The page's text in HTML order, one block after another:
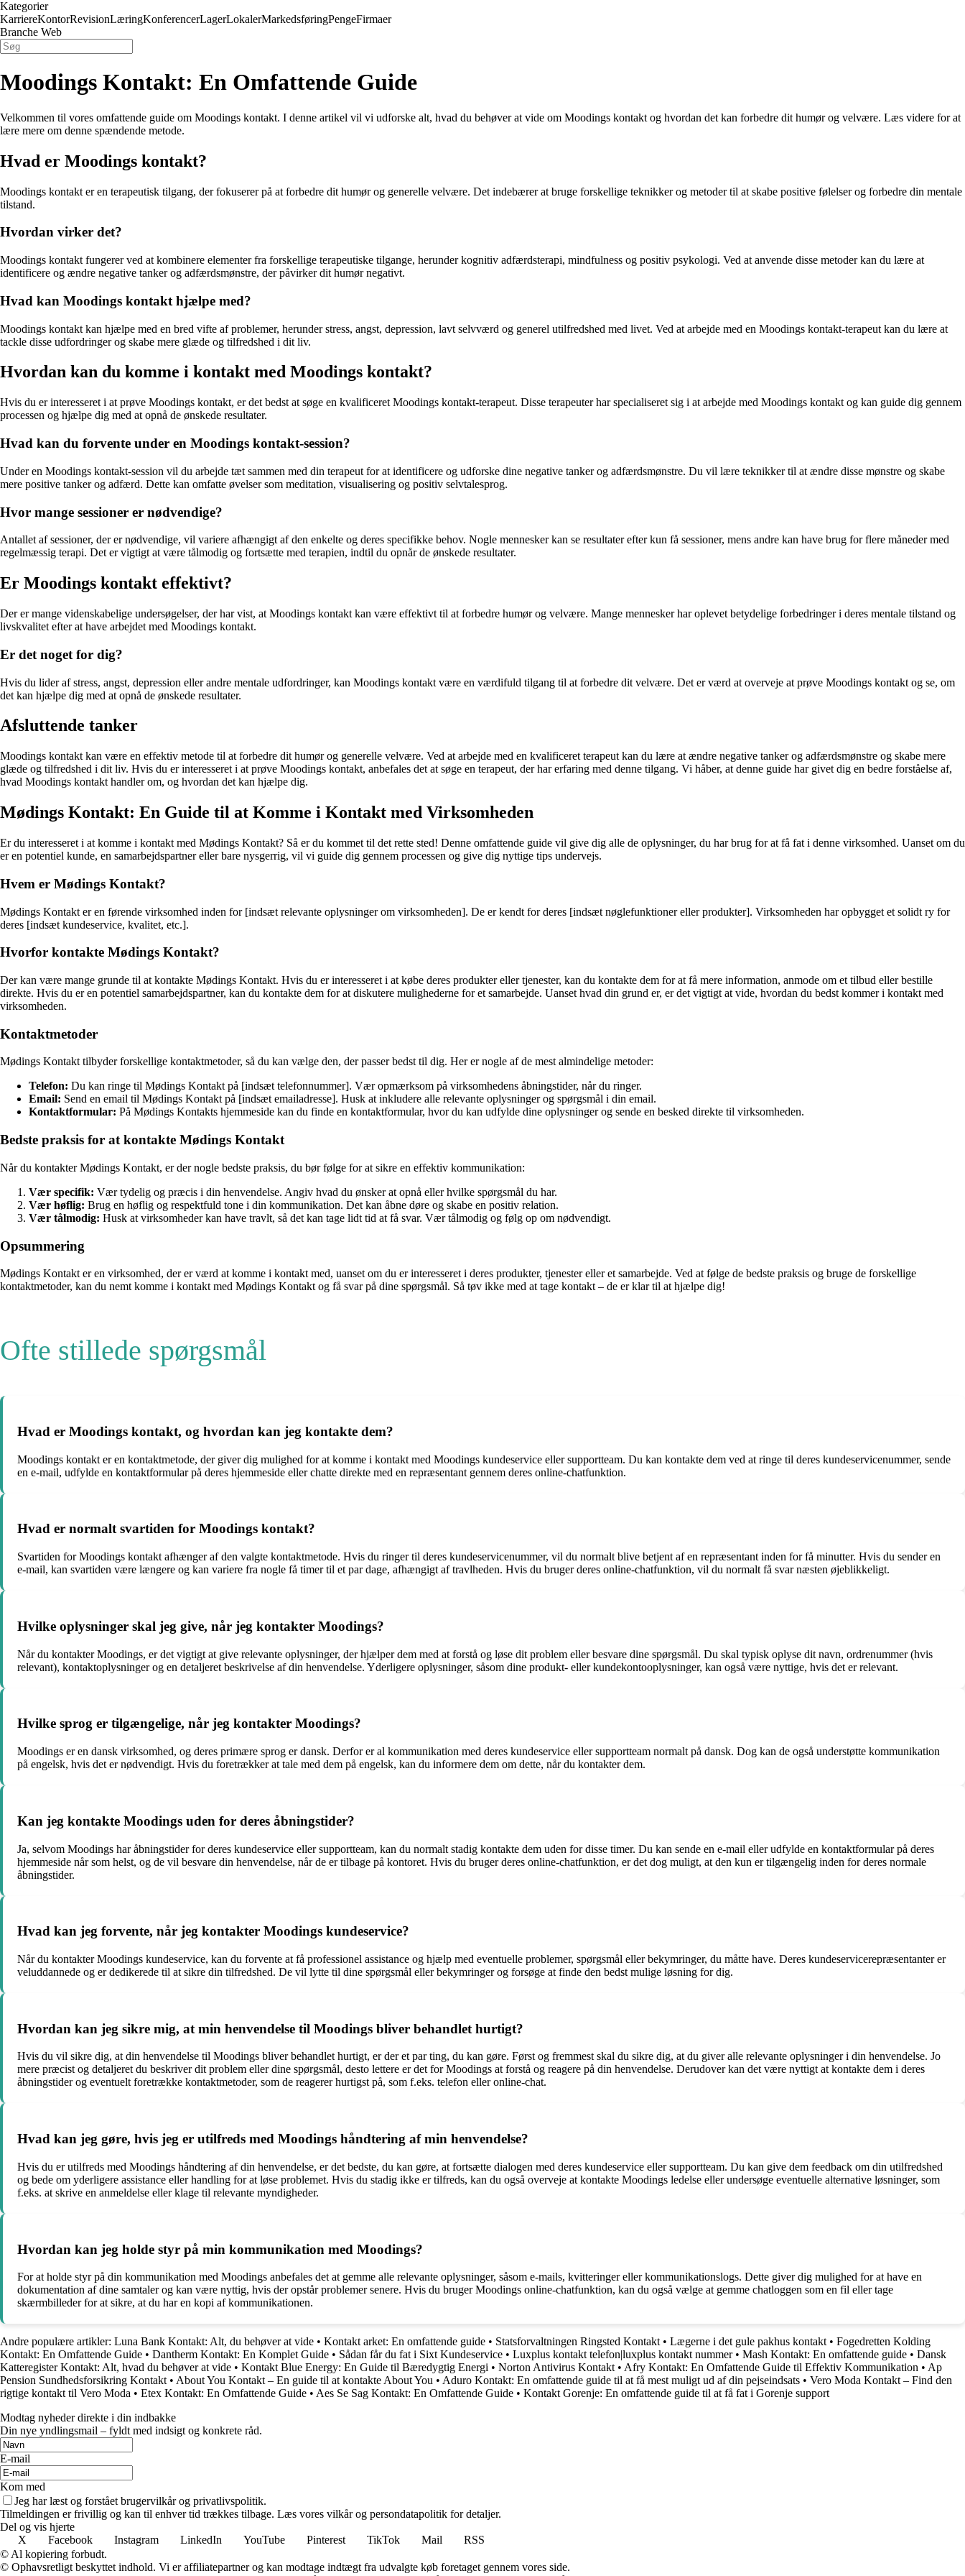
Kategorier
KarriereKontorRevisionLæringKonferencerLagerLokalerMarkedsføringPengeFirmaer
Branche Web
Moodings Kontakt: En Omfattende Guide
Velkommen til vores omfattende guide om Moodings kontakt. I denne artikel vil vi udforske alt, hvad du behøver at vide om Moodings kontakt og hvordan det kan forbedre dit humør og velvære. Læs videre for at
lære mere om denne spændende metode.
Hvad er Moodings kontakt?
Moodings kontakt er en terapeutisk tilgang, der fokuserer på at forbedre dit humør og generelle velvære. Det indebærer at bruge forskellige teknikker og metoder til at skabe positive følelser og forbedre din mentale
tilstand.
Hvordan virker det?
Moodings kontakt fungerer ved at kombinere elementer fra forskellige terapeutiske tilgange, herunder kognitiv adfærdsterapi, mindfulness og positiv psykologi. Ved at anvende disse metoder kan du lære at
identificere og ændre negative tanker og adfærdsmønstre, der påvirker dit humør negativt.
Hvad kan Moodings kontakt hjælpe med?
Moodings kontakt kan hjælpe med en bred vifte af problemer, herunder stress, angst, depression, lavt selvværd og generel utilfredshed med livet. Ved at arbejde med en Moodings kontakt-terapeut kan du lære at
tackle disse udfordringer og skabe mere glæde og tilfredshed i dit liv.
Hvordan kan du komme i kontakt med Moodings kontakt?
Hvis du er interesseret i at prøve Moodings kontakt, er det bedst at søge en kvalificeret Moodings kontakt-terapeut. Disse terapeuter har specialiseret sig i at arbejde med Moodings kontakt og kan guide dig gennem
processen og hjælpe dig med at opnå de ønskede resultater.
Hvad kan du forvente under en Moodings kontakt-session?
Under en Moodings kontakt-session vil du arbejde tæt sammen med din terapeut for at identificere og udforske dine negative tanker og adfærdsmønstre. Du vil lære teknikker til at ændre disse mønstre og skabe
mere positive tanker og adfærd. Dette kan omfatte øvelser som meditation, visualisering og positiv selvtalesprog.
Hvor mange sessioner er nødvendige?
Antallet af sessioner, der er nødvendige, vil variere afhængigt af den enkelte og deres specifikke behov. Nogle mennesker kan se resultater efter kun få sessioner, mens andre kan have brug for flere måneder med
regelmæssig terapi. Det er vigtigt at være tålmodig og fortsætte med terapien, indtil du opnår de ønskede resultater.
Er Moodings kontakt effektivt?
Der er mange videnskabelige undersøgelser, der har vist, at Moodings kontakt kan være effektivt til at forbedre humør og velvære. Mange mennesker har oplevet betydelige forbedringer i deres mentale tilstand og
livskvalitet efter at have arbejdet med Moodings kontakt.
Er det noget for dig?
Hvis du lider af stress, angst, depression eller andre mentale udfordringer, kan Moodings kontakt være en værdifuld tilgang til at forbedre dit velvære. Det er værd at overveje at prøve Moodings kontakt og se, om
det kan hjælpe dig med at opnå de ønskede resultater.
Afsluttende tanker
Moodings kontakt kan være en effektiv metode til at forbedre dit humør og generelle velvære. Ved at arbejde med en kvalificeret terapeut kan du lære at ændre negative tanker og adfærdsmønstre og skabe mere
glæde og tilfredshed i dit liv. Hvis du er interesseret i at prøve Moodings kontakt, anbefales det at søge en terapeut, der har erfaring med denne tilgang. Vi håber, at denne guide har givet dig en bedre forståelse af,
hvad Moodings kontakt handler om, og hvordan det kan hjælpe dig.
Mødings Kontakt: En Guide til at Komme i Kontakt med Virksomheden
Er du interesseret i at komme i kontakt med Mødings Kontakt? Så er du kommet til det rette sted! Denne omfattende guide vil give dig alle de oplysninger, du har brug for at få fat i denne virksomhed. Uanset om du
er en potentiel kunde, en samarbejdspartner eller bare nysgerrig, vil vi guide dig gennem processen og give dig nyttige tips undervejs.
Hvem er Mødings Kontakt?
Mødings Kontakt er en førende virksomhed inden for [indsæt relevante oplysninger om virksomheden]. De er kendt for deres [indsæt nøglefunktioner eller produkter]. Virksomheden har opbygget et solidt ry for
deres [indsæt kundeservice, kvalitet, etc.].
Hvorfor kontakte Mødings Kontakt?
Der kan være mange grunde til at kontakte Mødings Kontakt. Hvis du er interesseret i at købe deres produkter eller tjenester, kan du kontakte dem for at få mere information, anmode om et tilbud eller bestille
direkte. Hvis du er en potentiel samarbejdspartner, kan du kontakte dem for at diskutere mulighederne for et samarbejde. Uanset hvad din grund er, er det vigtigt at vide, hvordan du bedst kommer i kontakt med
virksomheden.
Kontaktmetoder
Mødings Kontakt tilbyder forskellige kontaktmetoder, så du kan vælge den, der passer bedst til dig. Her er nogle af de mest almindelige metoder:
Telefon: Du kan ringe til Mødings Kontakt på [indsæt telefonnummer]. Vær opmærksom på virksomhedens åbningstider, når du ringer.
Email: Send en email til Mødings Kontakt på [indsæt emailadresse]. Husk at inkludere alle relevante oplysninger og spørgsmål i din email.
Kontaktformular: På Mødings Kontakts hjemmeside kan du finde en kontaktformular, hvor du kan udfylde dine oplysninger og sende en besked direkte til virksomheden.
Bedste praksis for at kontakte Mødings Kontakt
Når du kontakter Mødings Kontakt, er der nogle bedste praksis, du bør følge for at sikre en effektiv kommunikation:
Vær specifik: Vær tydelig og præcis i din henvendelse. Angiv hvad du ønsker at opnå eller hvilke spørgsmål du har.
Vær høflig: Brug en høflig og respektfuld tone i din kommunikation. Det kan åbne døre og skabe en positiv relation.
Vær tålmodig: Husk at virksomheder kan have travlt, så det kan tage lidt tid at få svar. Vær tålmodig og følg op om nødvendigt.
Opsummering
Mødings Kontakt er en virksomhed, der er værd at komme i kontakt med, uanset om du er interesseret i deres produkter, tjenester eller et samarbejde. Ved at følge de bedste praksis og bruge de forskellige
kontaktmetoder, kan du nemt komme i kontakt med Mødings Kontakt og få svar på dine spørgsmål. Så tøv ikke med at tage kontakt – de er klar til at hjælpe dig!
Ofte stillede spørgsmål
Hvad er Moodings kontakt, og hvordan kan jeg kontakte dem?
Moodings kontakt er en kontaktmetode, der giver dig mulighed for at komme i kontakt med Moodings kundeservice eller supportteam. Du kan kontakte dem ved at ringe til deres kundeservicenummer, sende
en e-mail, udfylde en kontaktformular på deres hjemmeside eller chatte direkte med en repræsentant gennem deres online-chatfunktion.
Hvad er normalt svartiden for Moodings kontakt?
Svartiden for Moodings kontakt afhænger af den valgte kontaktmetode. Hvis du ringer til deres kundeservicenummer, vil du normalt blive betjent af en repræsentant inden for få minutter. Hvis du sender en
e-mail, kan svartiden være længere og kan variere fra nogle få timer til et par dage, afhængigt af travlheden. Hvis du bruger deres online-chatfunktion, vil du normalt få svar næsten øjeblikkeligt.
Hvilke oplysninger skal jeg give, når jeg kontakter Moodings?
Når du kontakter Moodings, er det vigtigt at give relevante oplysninger, der hjælper dem med at forstå og løse dit problem eller besvare dine spørgsmål. Du skal typisk oplyse dit navn, ordrenummer (hvis
relevant), kontaktoplysninger og en detaljeret beskrivelse af din henvendelse. Yderligere oplysninger, såsom dine produkt- eller kundekontooplysninger, kan også være nyttige, hvis det er relevant.
Hvilke sprog er tilgængelige, når jeg kontakter Moodings?
Moodings er en dansk virksomhed, og deres primære sprog er dansk. Derfor er al kommunikation med deres kundeservice eller supportteam normalt på dansk. Dog kan de også understøtte kommunikation
på engelsk, hvis det er nødvendigt. Hvis du foretrækker at tale med dem på engelsk, kan du informere dem om dette, når du kontakter dem.
Kan jeg kontakte Moodings uden for deres åbningstider?
Ja, selvom Moodings har åbningstider for deres kundeservice eller supportteam, kan du normalt stadig kontakte dem uden for disse timer. Du kan sende en e-mail eller udfylde en kontaktformular på deres
hjemmeside når som helst, og de vil besvare din henvendelse, når de er tilbage på kontoret. Hvis du bruger deres online-chatfunktion, er det dog muligt, at den kun er tilgængelig inden for deres normale
åbningstider.
Hvad kan jeg forvente, når jeg kontakter Moodings kundeservice?
Når du kontakter Moodings kundeservice, kan du forvente at få professionel assistance og hjælp med eventuelle problemer, spørgsmål eller bekymringer, du måtte have. Deres kundeservicerepræsentanter er
veluddannede og er dedikerede til at sikre din tilfredshed. De vil lytte til dine spørgsmål eller bekymringer og forsøge at finde den bedst mulige løsning for dig.
Hvordan kan jeg sikre mig, at min henvendelse til Moodings bliver behandlet hurtigt?
Hvis du vil sikre dig, at din henvendelse til Moodings bliver behandlet hurtigt, er der et par ting, du kan gøre. Først og fremmest skal du sikre dig, at du giver alle relevante oplysninger i din henvendelse. Jo
mere præcist og detaljeret du beskriver dit problem eller dine spørgsmål, desto lettere er det for Moodings at forstå og reagere på din henvendelse. Derudover kan det være nyttigt at kontakte dem i deres
åbningstider og eventuelt foretrække kontaktmetoder, som de reagerer hurtigst på, som f.eks. telefon eller online-chat.
Hvad kan jeg gøre, hvis jeg er utilfreds med Moodings håndtering af min henvendelse?
Hvis du er utilfreds med Moodings håndtering af din henvendelse, er det bedste, du kan gøre, at fortsætte dialogen med deres kundeservice eller supportteam. Du kan give dem feedback om din utilfredshed
og bede om yderligere assistance eller handling for at løse problemet. Hvis du stadig ikke er tilfreds, kan du også overveje at kontakte Moodings ledelse eller undersøge eventuelle alternative løsninger, som
f.eks. at skrive en anmeldelse eller klage til relevante myndigheder.
Hvordan kan jeg holde styr på min kommunikation med Moodings?
For at holde styr på din kommunikation med Moodings anbefales det at gemme alle relevante oplysninger, såsom e-mails, kvitteringer eller kommunikationslogs. Dette giver dig mulighed for at have en
dokumentation af dine samtaler og kan være nyttig, hvis der opstår problemer senere. Hvis du bruger Moodings online-chatfunktion, kan du også vælge at gemme chatloggen som en fil eller tage
skærmbilleder for at sikre, at du har en kopi af kommunikationen.
Andre populære artikler: Luna Bank Kontakt: Alt, du behøver at vide • Kontakt arket: En omfattende guide • Statsforvaltningen Ringsted Kontakt • Lægerne i det gule pakhus kontakt • Fogedretten Kolding
Kontakt: En Omfattende Guide • Dantherm Kontakt: En Komplet Guide • Sådan får du fat i Sixt Kundeservice • Luxplus kontakt telefon|luxplus kontakt nummer• Mash Kontakt: En omfattende guide • Dansk
Katteregister Kontakt: Alt, hvad du behøver at vide • Kontakt Blue Energy: En Guide til Bæredygtig Energi • Norton Antivirus Kontakt • Afry Kontakt: En Omfattende Guide til Effektiv Kommunikation • Ap
Pension Sundhedsforsikring Kontakt • About You Kontakt – En guide til at kontakte About You • Aduro Kontakt: En omfattende guide til at få mest muligt ud af din pejseindsats • Vero Moda Kontakt – Find den
rigtige kontakt til Vero Moda • Etex Kontakt: En Omfattende Guide • Aes Se Sag Kontakt: En Omfattende Guide • Kontakt Gorenje: En omfattende guide til at få fat i Gorenje support
Modtag nyheder direkte i din indbakke
Din nye yndlingsmail – fyldt med indsigt og konkrete råd.
E-mail
Kom med
Jeg har læst og forstået brugervilkår og privatlivspolitik.
Tilmeldingen er frivillig og kan til enhver tid trækkes tilbage. Læs vores vilkår og persondatapolitik for detaljer.
Del og vis hjerte
X
Facebook Instagram LinkedIn YouTube Pinterest TikTok Mail
RSS
© Al kopiering forbudt.
© Ophavsretligt beskyttet indhold. Vi er affiliatepartner og kan modtage indtægt fra udvalgte køb foretaget gennem vores side.